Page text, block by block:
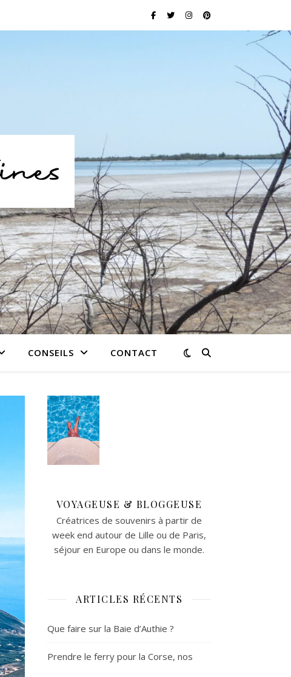
CONSEILS CONTACT
VOYAGEUSE & BLOGGEUSE
Créatrices de souvenirs à partir de
week end autour de Lille ou de Paris,
séjour en Europe ou dans le monde.
ARTICLES RÉCENTS
Que faire sur la Baie d’Authie ?
Prendre le ferry pour la Corse, nos